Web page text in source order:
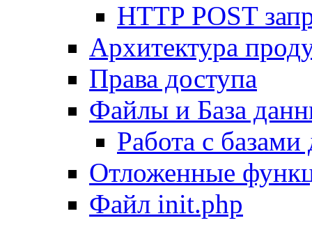
HTTP POST
Архитектура
Права доступа
Файлы и База
Работа с
Отложенные
Файл init.php